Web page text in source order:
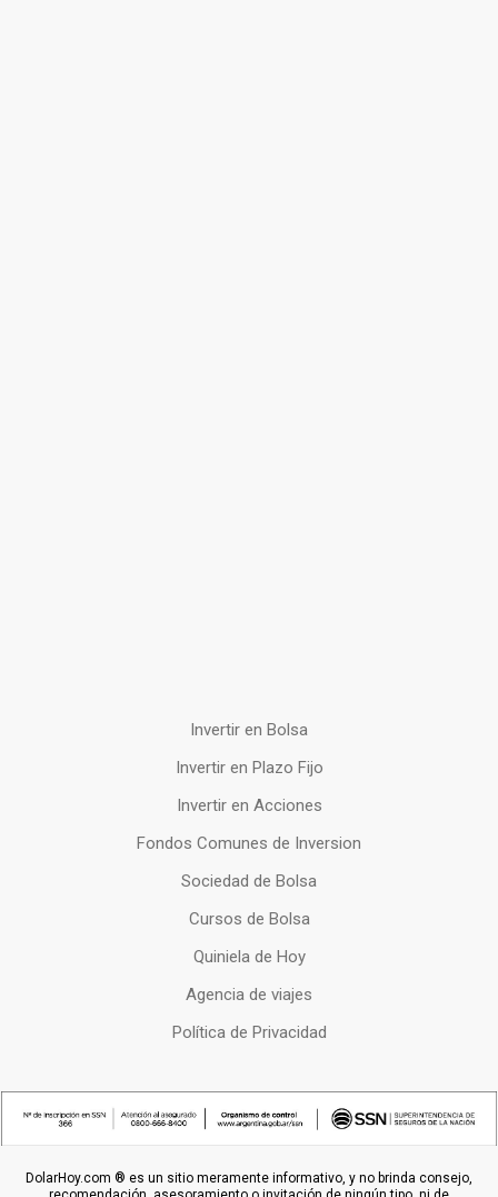
Invertir en Bolsa
Invertir en Plazo Fijo
Invertir en Acciones
Fondos Comunes de Inversion
Sociedad de Bolsa
Cursos de Bolsa
Quiniela de Hoy
Agencia de viajes
Política de Privacidad
DolarHoy.com ® es un sitio meramente informativo, y no brinda consejo,